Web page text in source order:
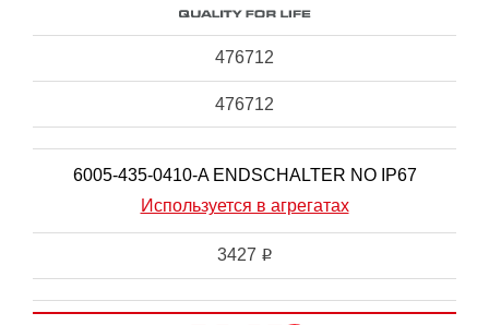
476712
476712
6005-435-0410-A ENDSCHALTER NO IP67
Используется в агрегатах
3427 i